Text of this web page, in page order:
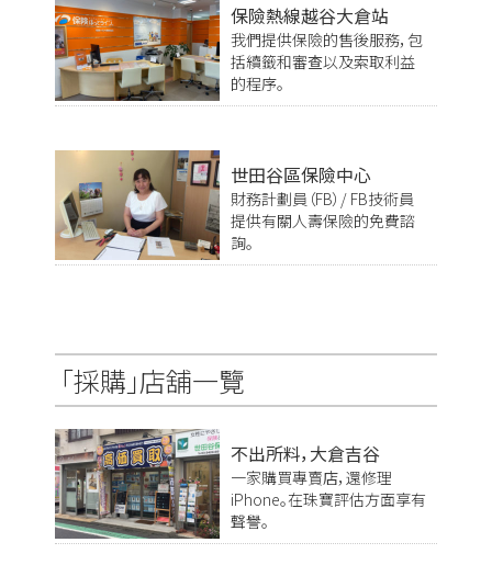
保險熱線越谷大倉站
我們提供保險的售後服務，包
括續籤和審查以及索取利益
的程序。
世田谷區保險中心
財務計劃員（FB）/ FB技術員
提供有關人壽保險的免費諮
詢。
「採購」店舖一覽
不出所料，大倉吉谷
一家購買專賣店，還修理
iPhone。在珠寶評估方面享有
聲譽。